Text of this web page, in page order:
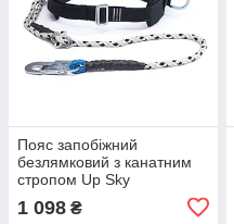
Пояс запобіжний
безлямковий з канатним
стропом Up Sky
1 098 ₴